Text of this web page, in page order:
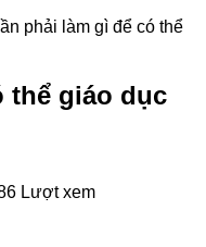
phải làm gì để có thể
thể giáo dục
Lượt xem